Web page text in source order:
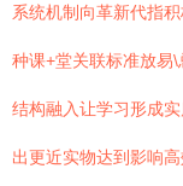
系统机制向革新代指
种课+堂关联标准放易
结构融入让学习形成
出更近实物达到影响